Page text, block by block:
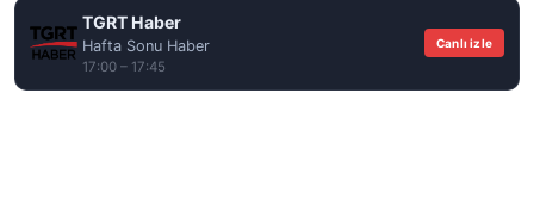
TGRT Haber
Hafta Sonu Haber
17:00 – 17:45
Canlı izle